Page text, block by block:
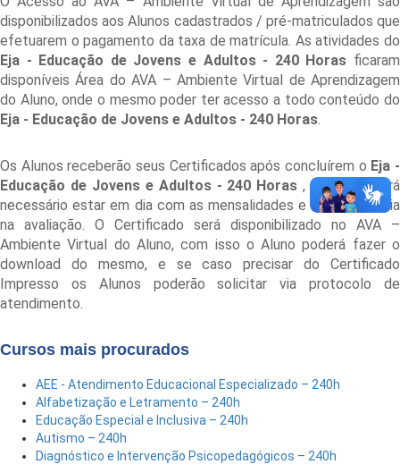
disponibilizados aos Alunos cadastrados / pré-matriculados que
efetuarem o pagamento da taxa de matrícula. As atividades do
Eja - Educação de Jovens e Adultos - 240 Horas ficaram
disponíveis Área do AVA – Ambiente Virtual de Aprendizagem
do Aluno, onde o mesmo poder ter acesso a todo conteúdo do
Eja - Educação de Jovens e Adultos - 240 Horas
Os Alunos receberão seus Certificados após concluírem o Eja -
Educação de Jovens e Adultos - 240 Horas , para isso será
necessário estar em dia com as mensalidades e obter a média
na avaliação. O Certificado será disponibilizado no AVA –
Ambiente Virtual do Aluno, com isso o Aluno poderá fazer o
download do mesmo, e se caso precisar do Certificado
Impresso os Alunos poderão solicitar via protocolo de
atendimento.
Cursos mais procurados
AEE - Atendimento Educacional Especializado – 240h
Alfabetização e Letramento – 240h
Educação Especial e Inclusiva – 240h
Autismo – 240h
Diagnóstico e Intervenção Psicopedagógicos – 240h